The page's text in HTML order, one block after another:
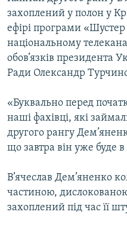
до
пошуку
ІНТЕРВ'Ю
ВСЕ ЗА ДЕНЬ
СПЕЦПРОЕКТИ
ВІДЕОУРОКИ «ELIFBE»
СВІДЧЕННЯ ОКУПАЦІЇ
УКРАЇНСЬКА ПРОБЛЕМА
Русский
Qırımtatar
захоплений у полон у
ефірі програми
національному
обов’язків президента
Ради Олександр
«Буквально перед
наші фахівці, які
другого рангу
що завтра він уже буде
В’ячеслав Дем’яненко
частиною, дислокованою
захоплений під час її